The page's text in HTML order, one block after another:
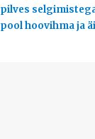
pilves
pool hoovihma ja